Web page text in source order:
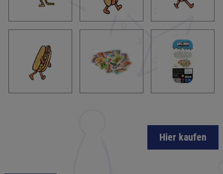
Hier kaufen